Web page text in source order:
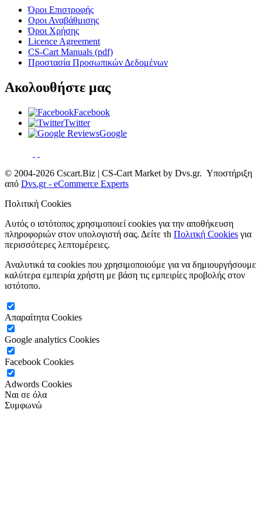
Όροι Επιστροφής
Οροι Αναβάθμισης
Όροι Χρήσης
Licence Agreement
CS-Cart Manuals (pdf)
Προστασία Προσωπικών Δεδομένων
Ακολουθήστε μας
Facebook
Twitter
Google
© 2004-2026 Cscart.Biz | CS-Cart Market by Dvs.gr. Υποστήριξη
από Dvs.gr - eCommerce Experts
Πολιτική Cookies
Αυτός ο ιστότοπος χρησιμοποιεί cookies για την αποθήκευση
πληροφοριών στον υπολογιστή σας. Δείτε τh Πολιτκή Cookies για
περισσότερες λεπτομέρειες.
Αναλυτικά τα cookies που χρησιμοποιούμε για να δημιουργήσουμε
καλύτερα εμπειρία χρήστη με βάση τις εμπειρίες προβολής στον
ιστότοπο.
Απαραίτητα Cookies
Google analytics Cookies
Facebook Cookies
Adwords Cookies
Ναι σε όλα
Συμφωνώ